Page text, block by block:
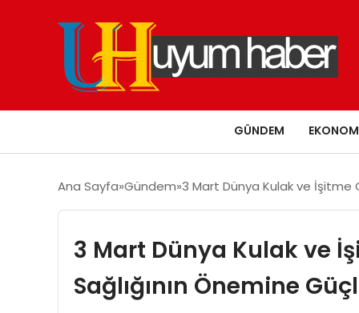
GÜNDEM
Ana Sayfa Gündem 3 Mart Dünya Kulak ve İşitme
3 Mart Dünya Kulak ve
Sağlığının Önemine